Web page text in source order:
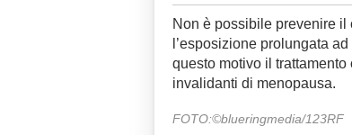
Non è possibile prevenire il
l’esposizione prolungata ad
questo motivo il
invalidanti di menopausa.
FOTO:©blueringmedia/123RF